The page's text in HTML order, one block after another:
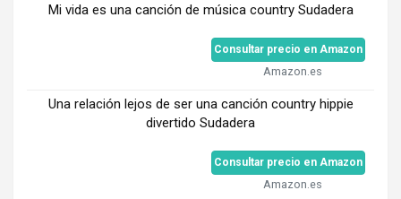
Mi vida es una canción de música country Sudadera
Consultar precio en Amazon
Amazon.es
Una relación lejos de ser una canción country hippie
divertido Sudadera
Consultar precio en Amazon
Amazon.es